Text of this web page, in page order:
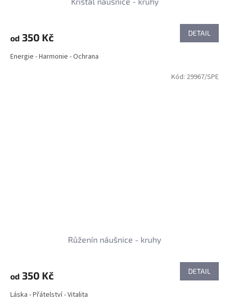
od 350 Kč DETAIL
Energie - Harmonie - Ochrana
Růženín náušnice - kruhy
od 350 Kč DETAIL
Láska - Přátelství - Vitalita
Kód: 29967/SPE